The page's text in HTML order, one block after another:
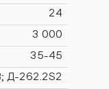
24
3 000
35-45
Д-262.2S2